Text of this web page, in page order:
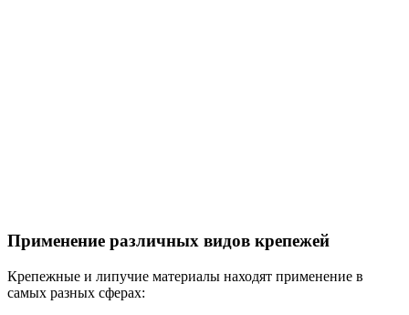
Применение различных видов крепежей
Крепежные и липучие материалы находят применение в
самых разных сферах: